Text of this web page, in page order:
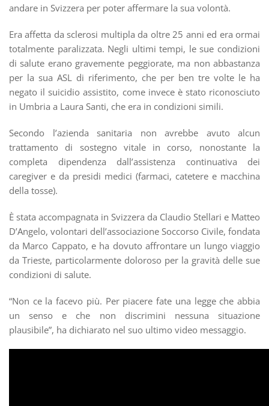
andare in Svizzera per poter affermare la sua volontà.
Era affetta da sclerosi multipla da oltre 25 anni ed era ormai
totalmente paralizzata. Negli ultimi tempi, le sue condizioni
di salute erano gravemente peggiorate, ma non abbastanza
per la sua ASL di riferimento, che per ben tre volte le ha
negato il suicidio assistito, come invece è stato riconosciuto
in Umbria a Laura Santi, che era in condizioni simili.
Secondo l’azienda sanitaria non avrebbe avuto alcun
trattamento di sostegno vitale in corso, nonostante la
completa dipendenza dall’assistenza continuativa dei
caregiver e da presidi medici (farmaci, catetere e macchina
della tosse).
È stata accompagnata in Svizzera da Claudio Stellari e Matteo
D’Angelo, volontari dell’associazione Soccorso Civile, fondata
da Marco Cappato, e ha dovuto affrontare un lungo viaggio
da Trieste, particolarmente doloroso per la gravità delle sue
condizioni di salute.
“Non ce la facevo più. Per piacere fate una legge che abbia
un senso e che non discrimini nessuna situazione
plausibile”, ha dichiarato nel suo ultimo video messaggio.